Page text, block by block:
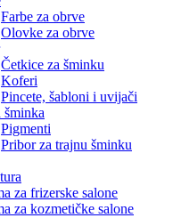
Farbe za obrve
Olovke za obrve
Četkice za šminku
Koferi
Pincete, šabloni i uvijači
šminka
Pigmenti
Pribor za trajnu šminku
za frizerske salone
za kozmetičke salone